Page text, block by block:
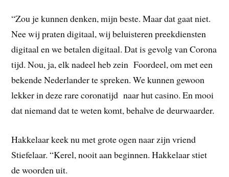
“Zou je kunnen denken, mijn beste. Maar dat gaat niet.
Nee wij praten digitaal, wij beluisteren preekdiensten
digitaal en we betalen digitaal. Dat is gevolg van Corona
tijd. Nou, ja, elk nadeel heb zein Foordeel, om met een
bekende Nederlander te spreken. We kunnen gewoon
lekker in deze rare coronatijd naar hut casino. En mooi
dat niemand dat te weten komt, behalve de deurwaarder.
Hakkelaar keek nu met grote ogen naar zijn vriend
Stiefelaar. “Kerel, nooit aan beginnen. Hakkelaar stiet
de woorden uit.